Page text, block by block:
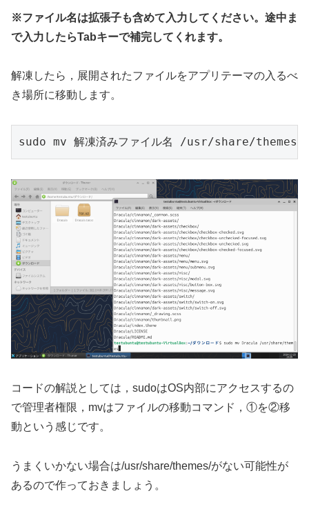
※ファイル名は拡張子も含めて入力してください。途中ま
で入力したらTabキーで補完してくれます。
解凍したら，展開されたファイルをアプリテーマの入るべ
き場所に移動します。
sudo mv 解凍済みファイル名 /usr/share/themes/
コードの解説としては，sudoはOS内部にアクセスするの
で管理者権限，mvはファイルの移動コマンド，①を②移
動という感じです。
うまくいかない場合は/usr/share/themes/がない可能性が
あるので作っておきましょう。